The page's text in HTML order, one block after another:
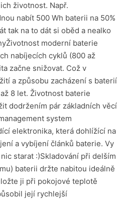
životnost. Např.
nabít 500 Wh baterii na 50%
tak na to dát si oběd a nealko
moderní baterie
nabíjecích cyklů (800 až
začne snižovat. Což v
a způsobu zacházení s baterií
8 let. Životnost baterie
dodržením pár základních věcí
system
elektronika, která dohlížící na
a vybíjení článků baterie. Vy
starat :)Skladování při delším
baterii držte nabitou ideálně
ji při pokojové teplotě
její rychlejší